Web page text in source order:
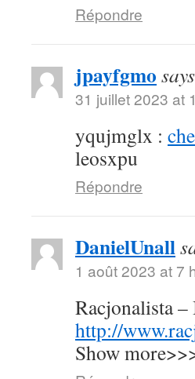
Répondre
jpayfgmo
31 juillet 2023 at
yqujmglx :
leosxpu
Répondre
DanielUnall
1 août 2023 at 7
Racjonalista
http://
Show